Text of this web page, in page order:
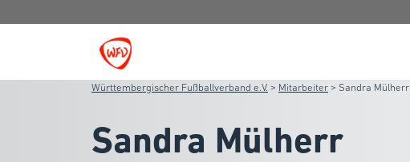
Württembergischer Fußballverband e.V. > Mitarbeiter > Sandra Mülherr
Sandra Mülherr